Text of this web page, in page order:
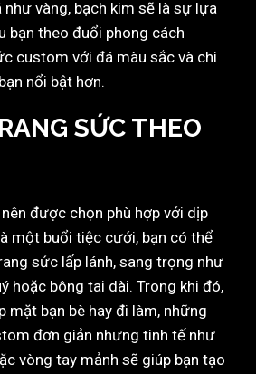
như vàng, bạch kim sẽ là sự lựa
bạn theo đuổi phong cách
custom với đá màu sắc và chi
nổi bật hơn.
SỨC THEO
được chọn phù hợp với dịp
một buổi tiệc cưới, bạn có thể
sức lấp lánh, sang trọng như
hoặc bông tai dài. Trong khi đó,
mặt bạn bè hay đi làm, những
đơn giản nhưng tinh tế như
vòng tay mảnh sẽ giúp bạn tạo